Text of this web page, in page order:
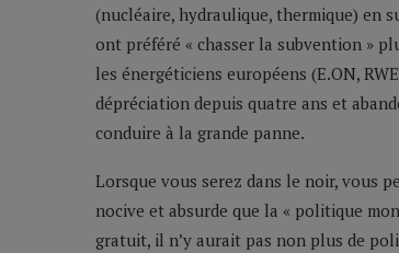
(nucléaire, hydraulique, thermique) en
ont préféré « chasser la subvention »
les énergéticiens européens (E.ON,
dépréciation depuis quatre ans et
conduire à la grande panne.
Lorsque vous serez dans le noir, vous
nocive et absurde que la « politique
gratuit, il n’y aurait pas non plus de